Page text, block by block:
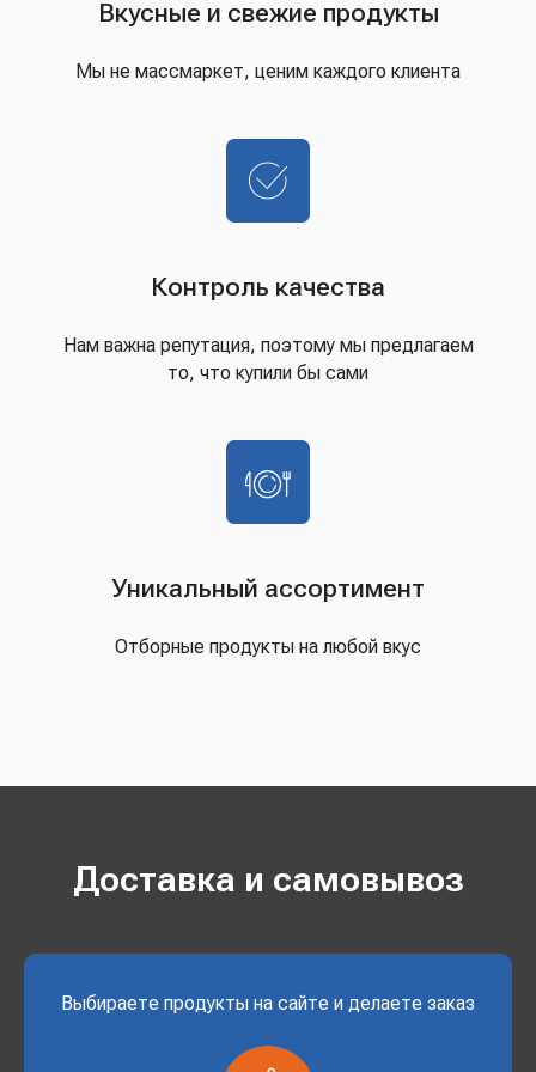
Вкусные и свежие продукты
Мы не массмаркет, ценим каждого клиента
Контроль качества
Нам важна репутация, поэтому мы предлагаем
то, что купили бы сами
Уникальный ассортимент
Отборные продукты на любой вкус
Доставка и самовывоз
Выбираете продукты на сайте и делаете заказ